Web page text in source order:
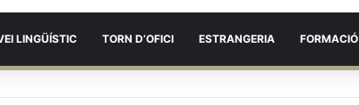
LINGÜÍSTIC TORN D’OFICI ESTRANGERIA FORMACIÓ